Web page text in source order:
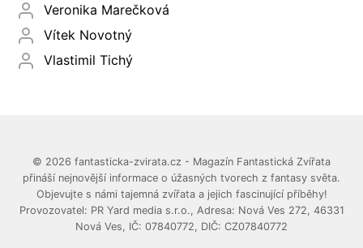
Veronika Marečková
Vítek Novotný
Vlastimil Tichý
© 2026 fantasticka-zvirata.cz - Magazín Fantastická Zvířata
přináší nejnovější informace o úžasných tvorech z fantasy světa.
Objevujte s námi tajemná zvířata a jejich fascinující příběhy!
Provozovatel: PR Yard media s.r.o., Adresa: Nová Ves 272, 46331
Nová Ves, IČ: 07840772, DIČ: CZ07840772